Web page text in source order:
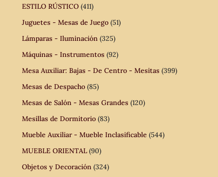
ESTILO RÚSTICO (411)
Juguetes - Mesas de Juego (51)
Lámparas - Iluminación (325)
Máquinas - Instrumentos (92)
Mesa Auxiliar: Bajas - De Centro - Mesitas (399)
Mesas de Despacho (85)
Mesas de Salón - Mesas Grandes (120)
Mesillas de Dormitorio (83)
Mueble Auxiliar - Mueble Inclasificable (544)
MUEBLE ORIENTAL (90)
Objetos y Decoración (324)